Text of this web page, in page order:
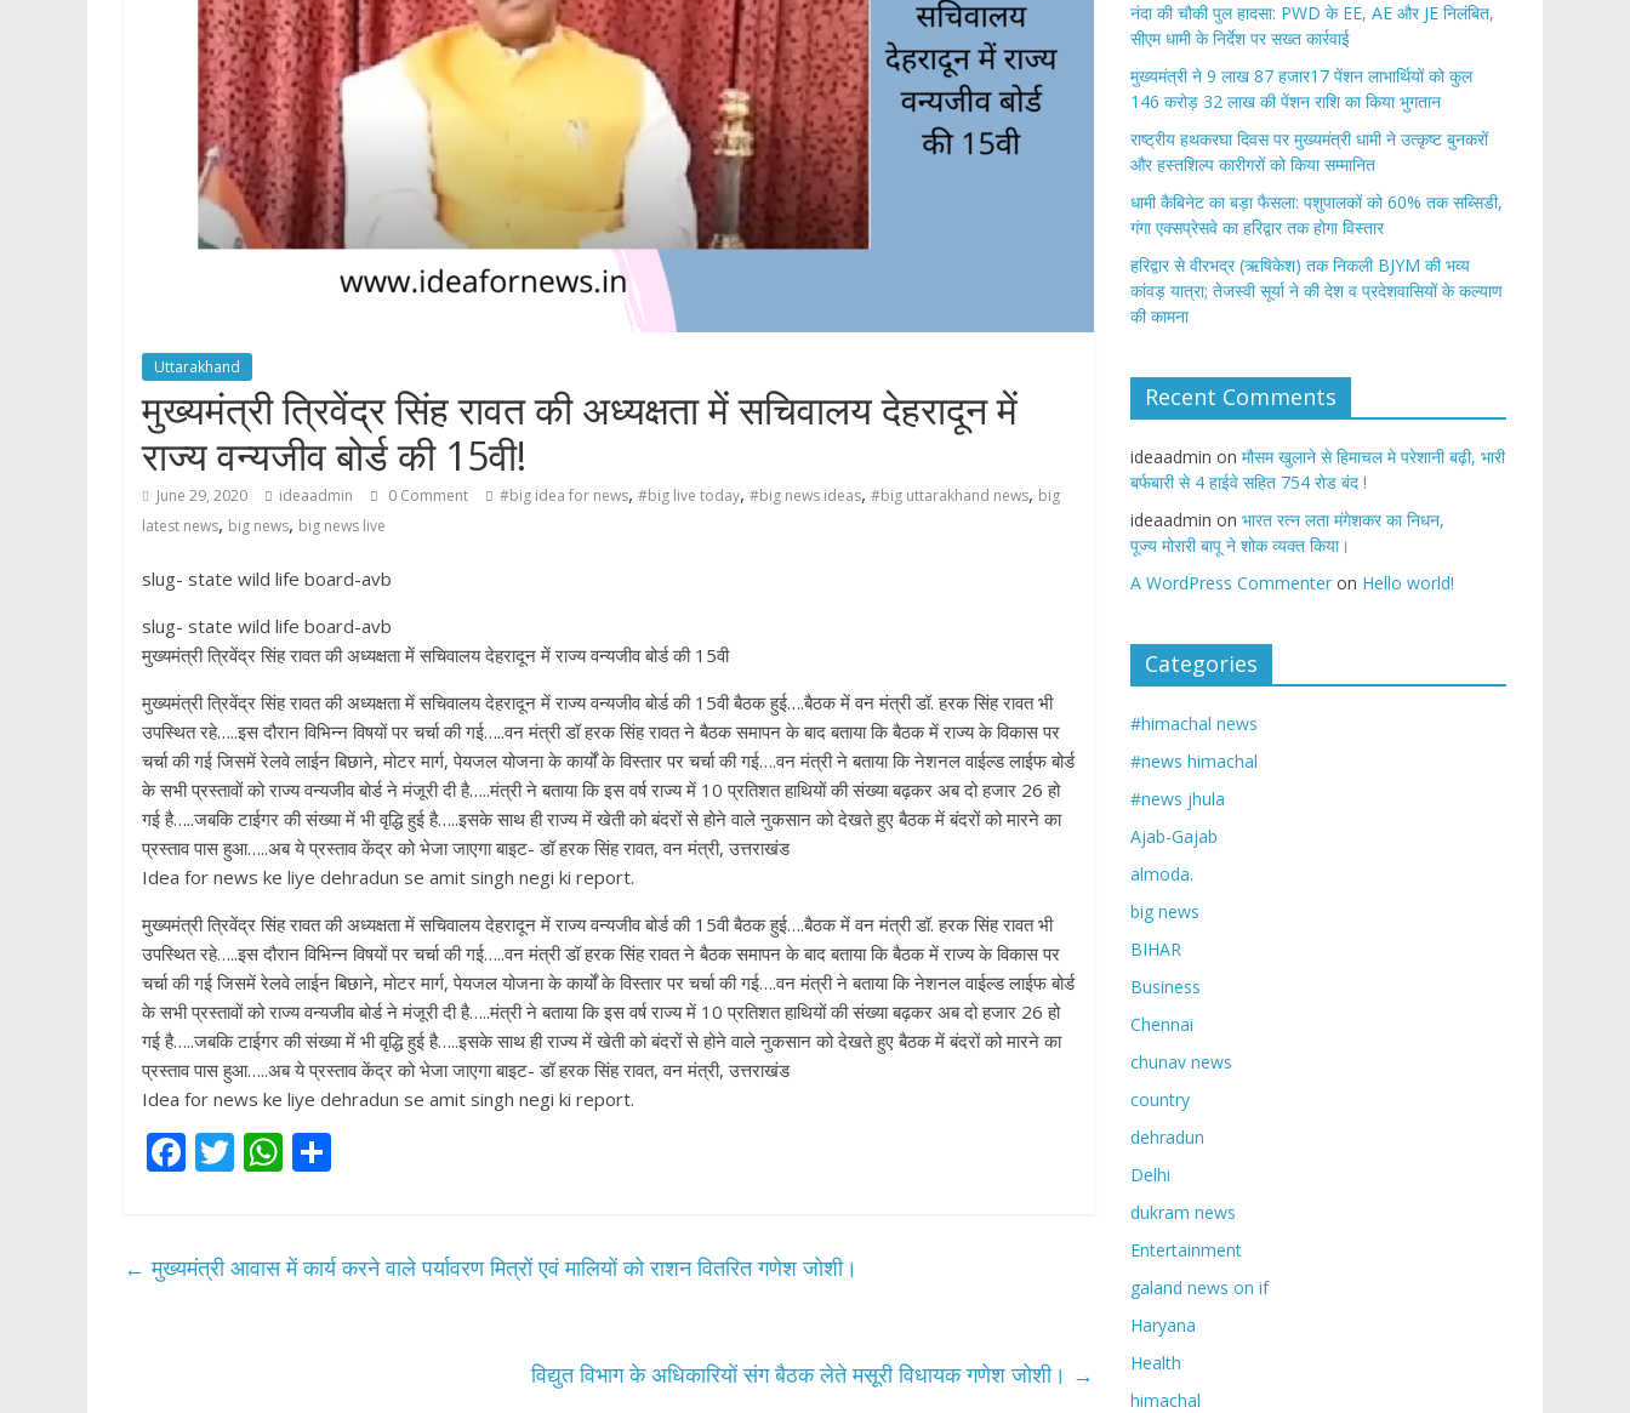
Uttarakhand
मुख्यमंत्री त्रिवेंद्र सिंह रावत की अध्यक्षता में सचिवालय देहरादून में
राज्य वन्यजीव बोर्ड की 15वी!
June 29, 2020 ideaadmin 0 Comment #big idea for news, #big live today, #big news ideas, #big uttarakhand news, big
latest news, big news, big news live
slug- state wild life board-avb
slug- state wild life board-avb
मुख्यमंत्री त्रिवेंद्र सिंह रावत की अध्यक्षता में सचिवालय देहरादून में राज्य वन्यजीव बोर्ड की 15वी
मुख्यमंत्री त्रिवेंद्र सिंह रावत की अध्यक्षता में सचिवालय देहरादून में राज्य वन्यजीव बोर्ड की 15वी बैठक हुई….बैठक में वन मंत्री डॉ. हरक सिंह रावत भी
उपस्थित रहे…..इस दौरान विभिन्न विषयों पर चर्चा की गई…..वन मंत्री डॉ हरक सिंह रावत ने बैठक समापन के बाद बताया कि बैठक में राज्य के विकास पर
चर्चा की गई जिसमें रेलवे लाईन बिछाने, मोटर मार्ग, पेयजल योजना के कार्यों के विस्तार पर चर्चा की गई….वन मंत्री ने बताया कि नेशनल वाईल्ड लाईफ बोर्ड
के सभी प्रस्तावों को राज्य वन्यजीव बोर्ड ने मंजूरी दी है…..मंत्री ने बताया कि इस वर्ष राज्य में 10 प्रतिशत हाथियों की संख्या बढ़कर अब दो हजार 26 हो
गई है…..जबकि टाईगर की संख्या में भी वृद्धि हुई है…..इसके साथ ही राज्य में खेती को बंदरों से होने वाले नुकसान को देखते हुए बैठक में बंदरों को मारने का
प्रस्ताव पास हुआ…..अब ये प्रस्ताव केंद्र को भेजा जाएगा बाइट- डॉ हरक सिंह रावत, वन मंत्री, उत्तराखंड
Idea for news ke liye dehradun se amit singh negi ki report.
मुख्यमंत्री त्रिवेंद्र सिंह रावत की अध्यक्षता में सचिवालय देहरादून में राज्य वन्यजीव बोर्ड की 15वी बैठक हुई….बैठक में वन मंत्री डॉ. हरक सिंह रावत भी
उपस्थित रहे…..इस दौरान विभिन्न विषयों पर चर्चा की गई…..वन मंत्री डॉ हरक सिंह रावत ने बैठक समापन के बाद बताया कि बैठक में राज्य के विकास पर
चर्चा की गई जिसमें रेलवे लाईन बिछाने, मोटर मार्ग, पेयजल योजना के कार्यों के विस्तार पर चर्चा की गई….वन मंत्री ने बताया कि नेशनल वाईल्ड लाईफ बोर्ड
के सभी प्रस्तावों को राज्य वन्यजीव बोर्ड ने मंजूरी दी है…..मंत्री ने बताया कि इस वर्ष राज्य में 10 प्रतिशत हाथियों की संख्या बढ़कर अब दो हजार 26 हो
गई है…..जबकि टाईगर की संख्या में भी वृद्धि हुई है…..इसके साथ ही राज्य में खेती को बंदरों से होने वाले नुकसान को देखते हुए बैठक में बंदरों को मारने का
प्रस्ताव पास हुआ…..अब ये प्रस्ताव केंद्र को भेजा जाएगा बाइट- डॉ हरक सिंह रावत, वन मंत्री, उत्तराखंड
Idea for news ke liye dehradun se amit singh negi ki report.
F
b
T
er
W
s e
← मुख्यमंत्री आवास में कार्य करने वाले पर्यावरण मित्रों एवं मालियों को राशन वितरित गणेश जोशी।
विद्युत विभाग के अधिकारियों संग बैठक लेते मसूरी विधायक गणेश जोशी। →
नंदा की चौकी पुल हादसा: PWD के EE, AE और JE निलंबित,
सीएम धामी के निर्देश पर सख्त कार्रवाई
मुख्यमंत्री ने 9 लाख 87 हजार17 पेंशन लाभार्थियों को कुल
146 करोड़ 32 लाख की पेंशन राशि का किया भुगतान
राष्ट्रीय हथकरघा दिवस पर मुख्यमंत्री धामी ने उत्कृष्ट बुनकरों
और हस्तशिल्प कारीगरों को किया सम्मानित
​धामी कैबिनेट का बड़ा फैसला: पशुपालकों को 60% तक सब्सिडी,
गंगा एक्सप्रेसवे का हरिद्वार तक होगा विस्तार
​हरिद्वार से वीरभद्र (ऋषिकेश) तक निकली BJYM की भव्य
कांवड़ यात्रा; तेजस्वी सूर्या ने की देश व प्रदेशवासियों के कल्याण
की कामना
Recent Comments
ideaadmin on मौसम खुलाने से हिमाचल मे परेशानी बढ़ी, भारी
बर्फबारी से 4 हाईवे सहित 754 रोड बंद !
ideaadmin on भारत रत्न लता मंगेशकर का निधन,
पूज्य मोरारी बापू ने शोक व्यक्त किया।
A WordPress Commenter on Hello world!
Categories
#himachal news
#news himachal
#news jhula
Ajab-Gajab
almoda.
big news
BIHAR
Business
Chennai
chunav news
country
dehradun
Delhi
dukram news
Entertainment
galand news on if
Haryana
Health
himachal